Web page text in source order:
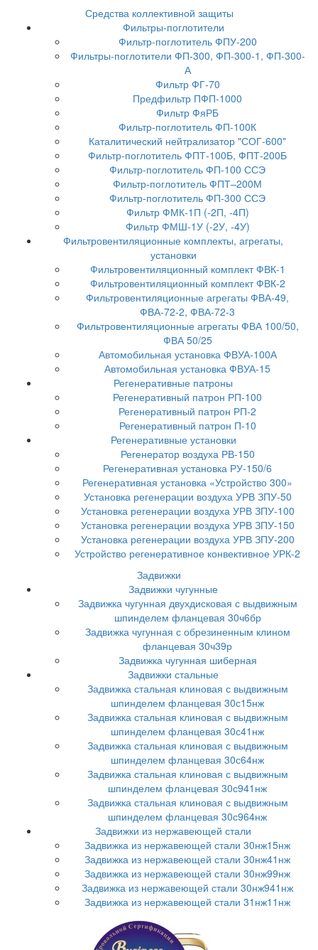
Средства коллективной защиты
Фильтры-поглотители
Фильтр-поглотитель ФПУ-200
Фильтры-поглотители ФП-300, ФП-300-1, ФП-300-
А
Фильтр ФГ-70
Предфильтр ПФП-1000
Фильтр ФяРБ
Фильтр-поглотитель ФП-100К
Каталитический нейтрализатор "СОГ-600"
Фильтр-поглотитель ФПТ-100Б, ФПТ-200Б
Фильтр-поглотитель ФП-100 ССЭ
Фильтр-поглотитель ФПТ–200М
Фильтр-поглотитель ФП-300 ССЭ
Фильтр ФМК-1П (-2П, -4П)
Фильтр ФМШ-1У (-2У, -4У)
Фильтровентиляционные комплекты, агрегаты,
установки
Фильтровентиляционный комплект ФВК-1
Фильтровентиляционный комплект ФВК-2
Фильтровентиляционные агрегаты ФВА-49,
ФВА-72-2, ФВА-72-3
Фильтровентиляционные агрегаты ФВА 100/50,
ФВА 50/25
Автомобильная установка ФВУА-100А
Автомобильная установка ФВУА-15
Регенеративные патроны
Регенеративный патрон РП-100
Регенеративный патрон РП-2
Регенеративный патрон П-10
Регенеративные установки
Регенератор воздуха РВ-150
Регенеративная установка РУ-150/6
Регенеративная установка «Устройство 300»
Установка регенерации воздуха УРВ ЗПУ-50
Установка регенерации воздуха УРВ ЗПУ-100
Установка регенерации воздуха УРВ ЗПУ-150
Установка регенерации воздуха УРВ ЗПУ-200
Устройство регенеративное конвективное УРК-2
Задвижки
Задвижки чугунные
Задвижка чугунная двухдисковая с выдвижным
шпинделем фланцевая 30ч6бр
Задвижка чугунная с обрезиненным клином
фланцевая 30ч39р
Задвижка чугунная шиберная
Задвижки стальные
Задвижка стальная клиновая с выдвижным
шпинделем фланцевая 30с15нж
Задвижка стальная клиновая с выдвижным
шпинделем фланцевая 30с41нж
Задвижка стальная клиновая с выдвижным
шпинделем фланцевая 30с64нж
Задвижка стальная клиновая с выдвижным
шпинделем фланцевая 30с941нж
Задвижка стальная клиновая с выдвижным
шпинделем фланцевая 30с964нж
Задвижки из нержавеющей стали
Задвижка из нержавеющей стали 30нж15нж
Задвижка из нержавеющей стали 30нж41нж
Задвижка из нержавеющей стали 30нж99нж
Задвижка из нержавеющей стали 30нж941нж
Задвижка из нержавеющей стали 31нж11нж